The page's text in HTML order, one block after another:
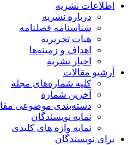
اطلاعات نشریه
درباره نشریه
شناسنامه فصلنامه
هیات تحریریه
اهداف و زمینه‌ها
اخبار نشریه
آرشیو مقالات
کلیه شماره‌های مجله
آخرین شماره
دسته‌بندی موضوعی مقالات
نمایه نویسندگان
نمایه واژه های کلیدی
برای نویسندگان